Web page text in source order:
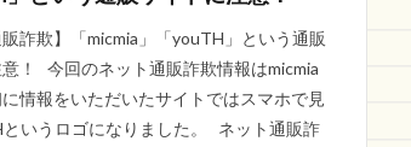
販詐欺】「micmia」「youTH」という通販
！ 今回のネット通販詐欺情報はmicmia
情報をいただいたサイトではスマホで見
というロゴになりました。 ネット通販詐